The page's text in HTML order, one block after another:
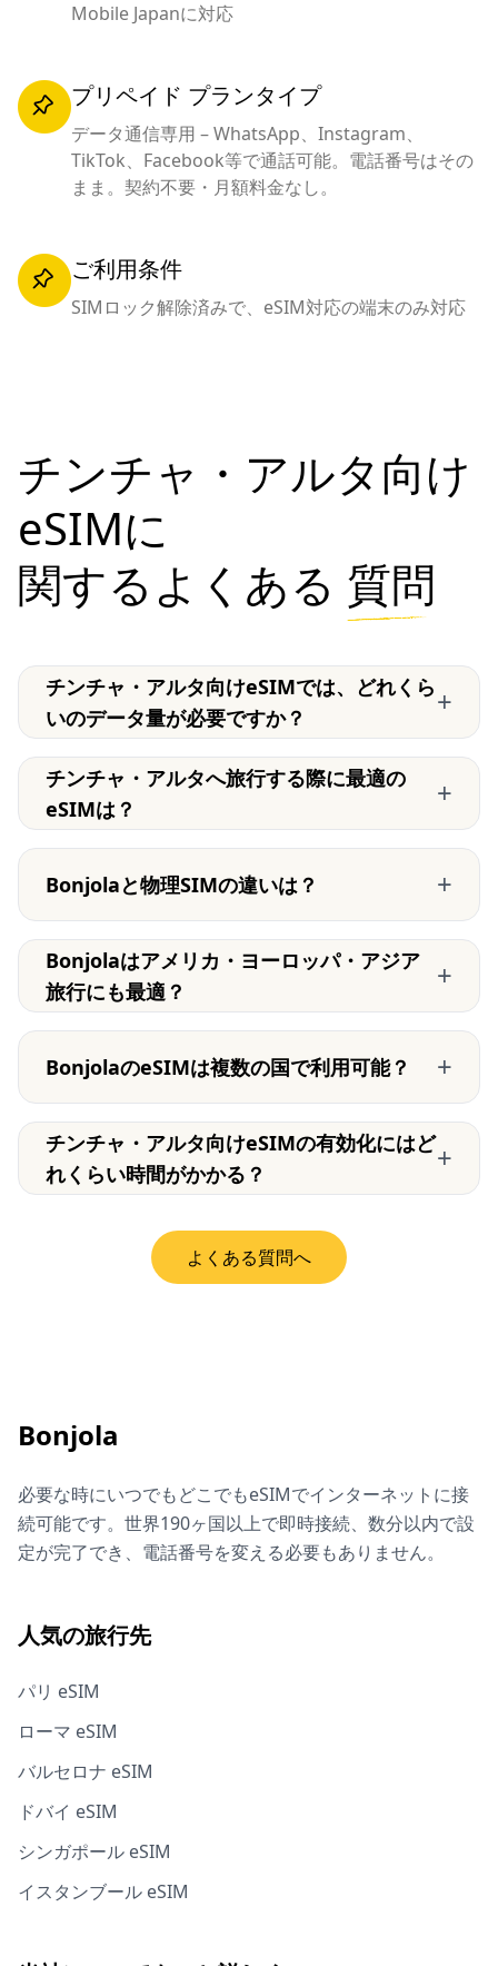
Mobile Japanに対応
プリペイド プランタイプ
データ通信専用 – WhatsApp、Instagram、
TikTok、Facebook等で通話可能。電話番号はその
まま。契約不要・月額料金なし。
ご利用条件
SIMロック解除済みで、eSIM対応の端末のみ対応
チンチャ・アルタ向け
eSIMに
関するよくある 質問
チンチャ・アルタ向けeSIMでは、どれくら
いのデータ量が必要ですか？
+
チンチャ・アルタへ旅行する際に最適の
eSIMは？
+
Bonjolaと物理SIMの違いは？ +
Bonjolaはアメリカ・ヨーロッパ・アジア
旅行にも最適？
+
BonjolaのeSIMは複数の国で利用可能？ +
チンチャ・アルタ向けeSIMの有効化にはど
れくらい時間がかかる？
+
よくある質問へ
Bonjola
必要な時にいつでもどこでもeSIMでインターネットに接
続可能です。世界190ヶ国以上で即時接続、数分以内で設
定が完了でき、電話番号を変える必要もありません。
人気の旅行先
パリ eSIM
ローマ eSIM
バルセロナ eSIM
ドバイ eSIM
シンガポール eSIM
イスタンブール eSIM